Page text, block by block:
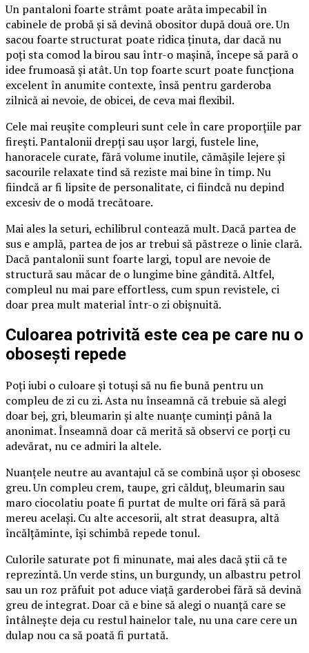
Un pantaloni foarte strâmt poate arăta impecabil în
cabinele de probă și să devină obositor după două ore. Un
sacou foarte structurat poate ridica ținuta, dar dacă nu
poți sta comod la birou sau într-o mașină, începe să pară o
idee frumoasă și atât. Un top foarte scurt poate funcționa
excelent în anumite contexte, însă pentru garderoba
zilnică ai nevoie, de obicei, de ceva mai flexibil.
Cele mai reușite compleuri sunt cele în care proporțiile par
firești. Pantalonii drepți sau ușor largi, fustele line,
hanoracele curate, fără volume inutile, cămășile lejere și
sacourile relaxate tind să reziste mai bine în timp. Nu
fiindcă ar fi lipsite de personalitate, ci fiindcă nu depind
excesiv de o modă trecătoare.
Mai ales la seturi, echilibrul contează mult. Dacă partea de
sus e amplă, partea de jos ar trebui să păstreze o linie clară.
Dacă pantalonii sunt foarte largi, topul are nevoie de
structură sau măcar de o lungime bine gândită. Altfel,
compleul nu mai pare effortless, cum spun revistele, ci
doar prea mult material într-o zi obișnuită.
Culoarea potrivită este cea pe care nu o
obosești repede
Poți iubi o culoare și totuși să nu fie bună pentru un
compleu de zi cu zi. Asta nu înseamnă că trebuie să alegi
doar bej, gri, bleumarin și alte nuanțe cuminți până la
anonimat. Înseamnă doar că merită să observi ce porți cu
adevărat, nu ce admiri la altele.
Nuanțele neutre au avantajul că se combină ușor și obosesc
greu. Un compleu crem, taupe, gri călduț, bleumarin sau
maro ciocolatiu poate fi purtat de multe ori fără să pară
mereu același. Cu alte accesorii, alt strat deasupra, altă
încălțăminte, își schimbă repede tonul.
Culorile saturate pot fi minunate, mai ales dacă știi că te
reprezintă. Un verde stins, un burgundy, un albastru petrol
sau un roz prăfuit pot aduce viață garderobei fără să devină
greu de integrat. Doar că e bine să alegi o nuanță care se
întâlnește deja cu restul hainelor tale, nu una care cere un
dulap nou ca să poată fi purtată.